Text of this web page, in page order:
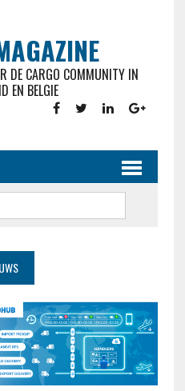
DE CARGO COMMUNITY IN
EN BELGIE